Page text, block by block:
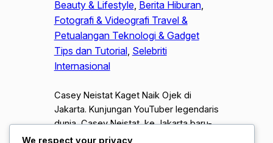
Beauty & Lifestyle, Berita Hiburan
Fotografi & Videografi Travel &
Petualangan Teknologi & Gadget
Tips dan Tutorial, Selebriti
Internasional
Casey Neistat Kaget Naik Ojek di
Jakarta. Kunjungan YouTuber legendaris
dunia, Casey Neistat, ke Jakarta baru-
baru ini sukses mencuri perhatian publik
We respect your privacy